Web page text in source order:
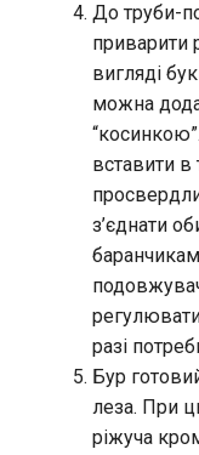
До труби-
приварити
вигляді
можна
вставити в
з’єднати
разі
Бур
леза. При
ріжуча